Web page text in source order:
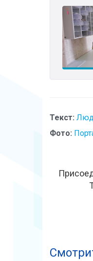
Текст:
Фото: